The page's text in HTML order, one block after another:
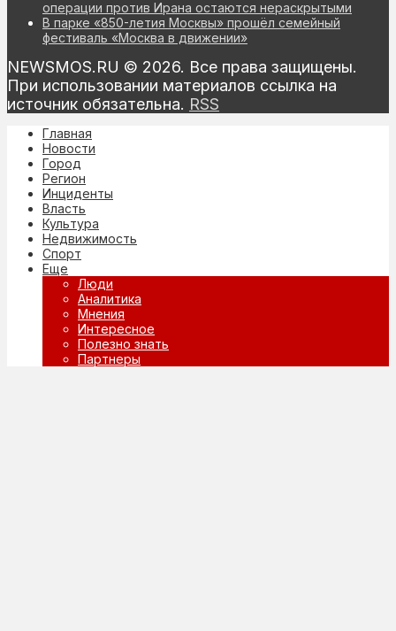
операции против Ирана остаются нераскрытыми
В парке «850-летия Москвы» прошёл семейный
фестиваль «Москва в движении»
NEWSMOS.RU © 2026. Все права защищены.
При использовании материалов ссылка на
источник обязательна. RSS
Главная
Новости
Город
Регион
Инциденты
Власть
Культура
Недвижимость
Спорт
Еще
Люди
Аналитика
Мнения
Интересное
Полезно знать
Партнеры